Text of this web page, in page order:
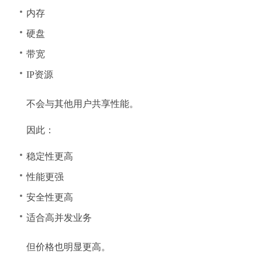
内存
硬盘
带宽
IP资源
不会与其他用户共享性能。
因此：
稳定性更高
性能更强
安全性更高
适合高并发业务
但价格也明显更高。